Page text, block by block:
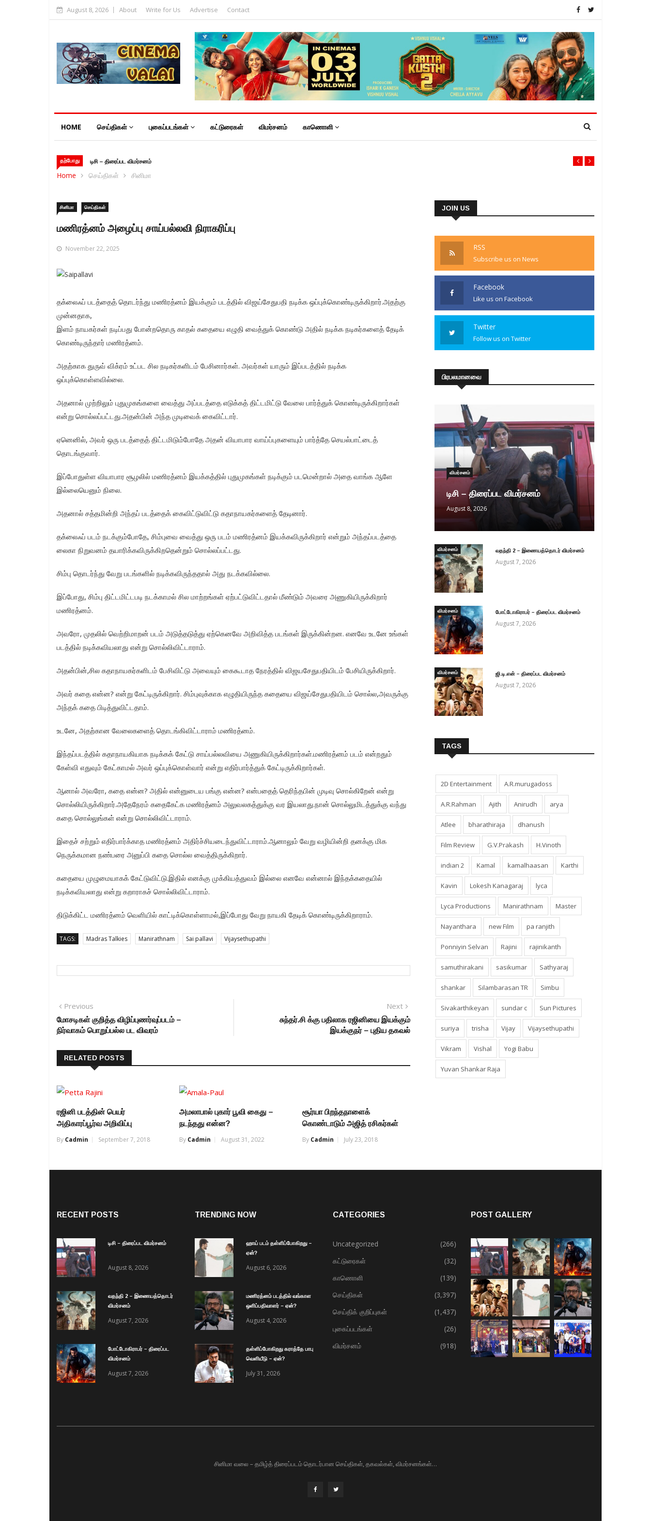
August 8, 2026 About Write for Us Advertise Contact
HOME செய்திகள் புகைப்படங்கள் கட்டுரைகள் விமர்சனம் காணொளி
தற்போது
டிசி – திரைப்பட விமர்சனம்வதந்தி 2 –
விமர்சனம்
Home செய்திகள் சினிமா
சினிமா செய்திகள்
மணிரத்னம் அழைப்பு சாய்பல்லவி நிராகரிப்பு
November 22, 2025
தக்லைஃப் படத்தைத் தொடர்ந்து மணிரத்னம் இயக்கும் படத்தில் விஜய்சேதுபதி நடிக்க ஒப்புக்கொண்டிருக்கிறார்.அதற்கு
முன்னதாக,
இளம் நாயகர்கள் நடிப்பது போன்றதொரு காதல் கதையை எழுதி வைத்துக் கொண்டு அதில் நடிக்க நடிகர்களைத் தேடிக்
கொண்டிருந்தார் மணிரத்னம்.
அதற்காக துருவ் விக்ரம் உட்பட சில நடிகர்களிடம் பேசினார்கள். அவர்கள் யாரும் இப்படத்தில் நடிக்க
ஒப்புக்கொள்ளவில்லை.
அதனால் முற்றிலும் புதுமுகங்களை வைத்து அப்படத்தை எடுக்கத் திட்டமிட்டு வேலை பார்த்துக் கொண்டிருக்கிறார்கள்
என்று சொல்லப்பட்டது.அதன்பின் அந்த முடிவைக் கைவிட்டார்.
ஏனெனில், அவர் ஒரு படத்தைத் திட்டமிடும்போதே அதன் வியாபார வாய்ப்புகளையும் பார்த்தே செயல்பாட்டைத்
தொடங்குவார்.
இப்போதுள்ள வியாபார சூழலில் மணிரத்னம் இயக்கத்தில் புதுமுகங்கள் நடிக்கும் படமென்றால் அதை வாங்க ஆளே
இல்லையெனும் நிலை.
அதனால் சத்தமின்றி அந்தப் படத்தைக் கைவிட்டுவிட்டு கதாநாயகர்களைத் தேடினார்.
தக்லைஃப் படம் நடக்கும்போதே, சிம்புவை வைத்து ஒரு படம் மணிரத்னம் இயக்கவிருக்கிறார் என்றும் அந்தப்படத்தை
லைகா நிறுவனம் தயாரிக்கவிருக்கிறதென்றும் சொல்லப்பட்டது.
சிம்பு தொடர்ந்து வேறு படங்களில் நடிக்கவிருந்ததால் அது நடக்கவில்லை.
இப்போது, சிம்பு திட்டமிட்டபடி நடக்காமல் சில மாற்றங்கள் ஏற்பட்டுவிட்டதால் மீண்டும் அவரை அணுகியிருக்கிறார்
மணிரத்னம்.
அவரோ, முதலில் வெற்றிமாறன் படம் அடுத்தடுத்து ஏற்கெனவே அறிவித்த படங்கள் இருக்கின்றன. எனவே உடனே உங்கள்
படத்தில் நடிக்கவியலாது என்று சொல்லிவிட்டாராம்.
அதன்பின்,சில கதாநாயகர்களிடம் பேசிவிட்டு அவையும் கைகூடாத நேரத்தில் விஜயசேதுபதியிடம் பேசியிருக்கிறார்.
அவர் கதை என்ன? என்று கேட்டிருக்கிறார். சிம்புவுக்காக எழுதியிருந்த கதையை விஜய்சேதுபதியிடம் சொல்ல,அவருக்கு
அந்தக் கதை பிடித்துவிட்டதாம்.
உடனே, அதற்கான வேலைகளைத் தொடங்கிவிட்டாராம் மணிரத்னம்.
இந்தப்படத்தில் கதாநாயகியாக நடிக்கக் கேட்டு சாய்பல்லவியை அணுகியிருக்கிறார்கள்.மணிரத்னம் படம் என்றதும்
கேள்வி எதுவும் கேட்காமல் அவர் ஒப்புக்கொள்வார் என்று எதிர்பார்த்துக் கேட்டிருக்கிறார்கள்.
ஆனால் அவரோ, கதை என்ன? அதில் என்னுடைய பங்கு என்ன? என்பதைத் தெரிந்தபின் முடிவு சொல்கிறேன் என்று
சொல்லியிருக்கிறார்.அதேநேரம் கதைகேட்க மணிரத்னம் அலுவலகத்துக்கு வர இயலாது.நான் சொல்லுமிடத்துக்கு வந்து
கதை சொல்லுங்கள் என்று சொல்லிவிட்டாராம்.
இதைச் சற்றும் எதிர்பார்க்காத மணிரத்னம் அதிர்ச்சியடைந்துவிட்டாராம்.ஆனாலும் வேறு வழியின்றி தனக்கு மிக
நெருக்கமான நண்பரை அனுப்பி கதை சொல்ல வைத்திருக்கிறார்.
கதையை முழுமையாகக் கேட்டுவிட்டு.இதில் எனக்கு முக்கியத்துவம் இல்லை எனவே என்னால் இந்தக்கதையில்
நடிக்கவியலாது என்று கறாராகச் சொல்லிவிட்டாராம்.
திடுக்கிட்ட மணிரத்னம் வெளியில் காட்டிக்கொள்ளாமல்,இப்போது வேறு நாயகி தேடிக் கொண்டிருக்கிறாராம்.
TAGS: Madras Talkies Manirathnam Sai pallavi Vijaysethupathi
Post navigation
Previous
மோசடிகள் குறித்த விழிப்புணர்வுப்படம் –
நிர்வாகம் பொறுப்பல்ல பட விவரம்
Next
சுந்தர்.சி க்கு பதிலாக ரஜினியை இயக்கும்
இயக்குநர் – புதிய தகவல்
RELATED POSTS
ரஜினி படத்தின் பெயர்
அதிகாரப்பூர்வ அறிவிப்பு
By Cadmin September 7, 2018
அமலாபால் புகார் பூவி கைது –
நடந்தது என்ன?
By Cadmin August 31, 2022
சூர்யா பிறந்தநாளைக்
கொண்டாடும் அஜித் ரசிகர்கள்
By Cadmin July 23, 2018
JOIN US
RSS
Subscribe us on News
Facebook
Like us on Facebook
Twitter
Follow us on Twitter
பிரபலமானவை
விமர்சனம்
டிசி – திரைப்பட விமர்சனம்
August 8, 2026
விமர்சனம் வதந்தி 2 – இணையத்தொடர் விமர்சனம்
August 7, 2026
விமர்சனம் போட்டோகிராபர் – திரைப்பட விமர்சனம்
August 7, 2026
விமர்சனம் ஜி.டி.என் – திரைப்பட விமர்சனம்
August 7, 2026
TAGS
2D Entertainment A.R.murugadoss
A.R.Rahman Ajith Anirudh arya
Atlee bharathiraja dhanush
Film Review G.V.Prakash H.Vinoth
indian 2 Kamal kamalhaasan Karthi
Kavin Lokesh Kanagaraj lyca
Lyca Productions Manirathnam Master
Nayanthara new Film pa ranjith
Ponniyin Selvan Rajini rajinikanth
samuthirakani sasikumar Sathyaraj
shankar Silambarasan TR Simbu
Sivakarthikeyan sundar c Sun Pictures
suriya trisha Vijay Vijaysethupathi
Vikram Vishal Yogi Babu
Yuvan Shankar Raja
RECENT POSTS
டிசி – திரைப்பட விமர்சனம்
August 8, 2026
வதந்தி 2 – இணையத்தொடர்
விமர்சனம்
August 7, 2026
போட்டோகிராபர் – திரைப்பட
விமர்சனம்
August 7, 2026
TRENDING NOW
ஹாய் படம் தள்ளிப்போகிறது –
ஏன்?
August 6, 2026
மணிரத்னம் படத்தில் வங்காள
ஒளிப்பதிவாளர் – ஏன்?
August 4, 2026
தள்ளிப்போகிறது கராத்தே பாபு
வெளியீடு – ஏன்?
July 31, 2026
CATEGORIES
Uncategorized
(266)
கட்டுரைகள்
(32)
காணொளி
(139)
செய்திகள்
(3,397)
செய்திக் குறிப்புகள்
(1,437)
புகைப்படங்கள்
(26)
விமர்சனம்
(918)
POST GALLERY
சினிமா வலை – தமிழ்த் திரைப்படம் தொடர்பான செய்திகள், தகவல்கள், விமர்சனங்கள்…